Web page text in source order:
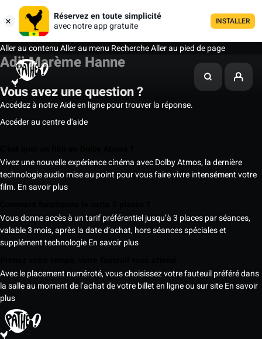
Réservez en toute simplicité
avec notre app gratuite
INSTALLER
Aller au contenuAller au menu RechercheAller au pied de page
Adji Marème Hanne
Vous avez une question ?
Accédez à notre Aide en ligne pour trouver la réponse.
Accéder au centre d'aide
Vivez une nouvelle expérience cinéma avec Dolby Atmos, la dernière
technologie audio mise au point pour vous faire vivre intensément votre
film. En savoir plus
Vous donne accès à un tarif préférentiel jusqu’à 3 places par séances,
valable 3 mois, après la date d’achat, hors séances spéciales et
supplément technologieEn savoir plus
Avec le placement numéroté, vous choisissez votre fauteuil préféré dans
la salle au moment de l’achat de votre billet en ligne ou sur siteEn savoir
plus